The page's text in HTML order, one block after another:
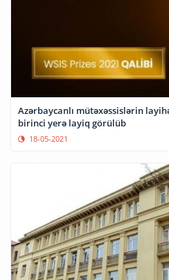
Azərbaycanlı mütəxəssislərin
birinci yerə layiq görülüb
18-05-2021